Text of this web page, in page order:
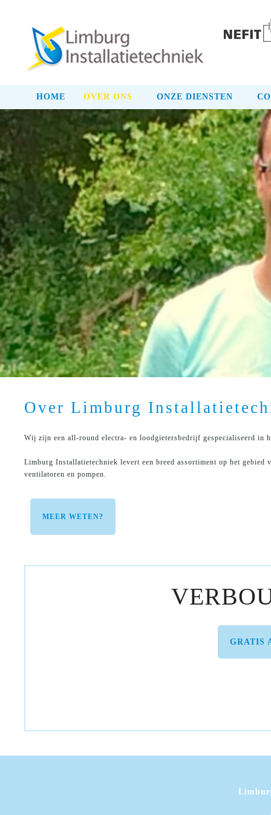
HOME OVER ONS ONZE DIENSTEN
Over Limburg
Wij zijn een all-round electra- en loodgietersbedrijf gespecialiseerd in
Limburg Installatietechniek levert een breed assortiment op het
ventilatoren en pompen.
MEER WETEN?
GRATIS